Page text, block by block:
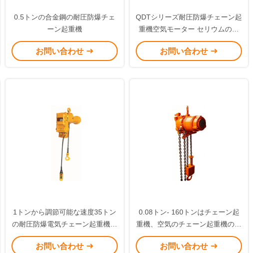
0.5トンの合金鋼の耐圧防爆チェ
ーン起重機
お問い合わせ
QDTシリーズ耐圧防爆チェーン起
重機空気モーター セリウムの証
明
お問い合わせ
1トンから調節可能な速度35トン
の耐圧防爆電気チェーン起重機の
合金鋼の
お問い合わせ
0.08トン- 160トンはチェーン起
重機、空気のチェーン起重機のオ
レンジ色を乾燥します
お問い合わせ